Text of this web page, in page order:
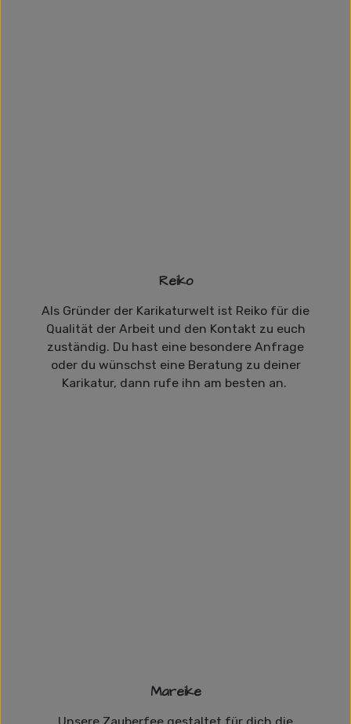
Reiko
Als Gründer der Karikaturwelt ist Reiko für die
Qualität der Arbeit und den Kontakt zu euch
zuständig. Du hast eine besondere Anfrage
oder du wünschst eine Beratung zu deiner
Karikatur, dann rufe ihn am besten an.
Mareike